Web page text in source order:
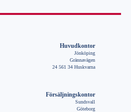
Huvudkontor
Jönköping
Grännavägen
24 561 34 Huskvarna
Försäljningskontor
Sundsvall
Göteborg